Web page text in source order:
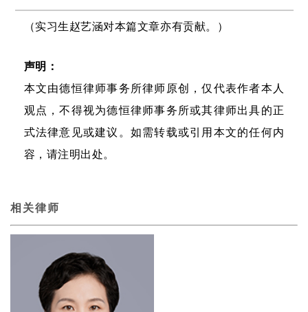
（实习生赵艺涵对本篇文章亦有贡献。）
声明：
本文由德恒律师事务所律师原创，仅代表作者本人
观点，不得视为德恒律师事务所或其律师出具的正
式法律意见或建议。如需转载或引用本文的任何内
容，请注明出处。
相关律师